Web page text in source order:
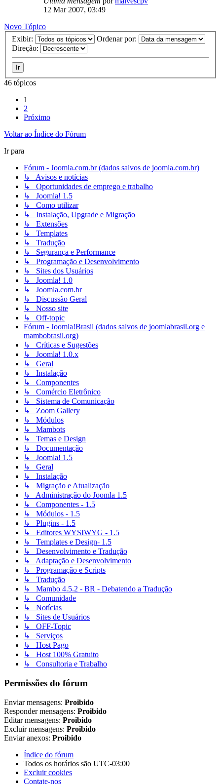
12 Mar 2007, 03:49
Novo Tópico
Exibir:
Ordenar por:
Direção:
46 tópicos
1
2
Próximo
Voltar ao Índice do Fórum
Ir para
Fórum - Joomla.com.br (dados salvos de joomla.com.br)
↳ Avisos e notícias
↳ Oportunidades de emprego e trabalho
↳ Joomla! 1.5
↳ Como utilizar
↳ Instalação, Upgrade e Migração
↳ Extensões
↳ Templates
↳ Tradução
↳ Segurança e Performance
↳ Programação e Desenvolvimento
↳ Sites dos Usuários
↳ Joomla! 1.0
↳ Joomla.com.br
↳ Discussão Geral
↳ Nosso site
↳ Off-topic
Fórum - Joomla!Brasil (dados salvos de joomlabrasil.org e
mambobrasil.org)
↳ Críticas e Sugestões
↳ Joomla! 1.0.x
↳ Geral
↳ Instalação
↳ Componentes
↳ Comércio Eletrônico
↳ Sistema de Comunicação
↳ Zoom Gallery
↳ Módulos
↳ Mambots
↳ Temas e Design
↳ Documentação
↳ Joomla! 1.5
↳ Geral
↳ Instalação
↳ Migração e Atualização
↳ Administração do Joomla 1.5
↳ Componentes - 1.5
↳ Módulos - 1.5
↳ Plugins - 1.5
↳ Editores WYSIWYG - 1.5
↳ Templates e Design- 1.5
↳ Desenvolvimento e Tradução
↳ Adaptação e Desenvolvimento
↳ Programação e Scripts
↳ Tradução
↳ Mambo 4.5.2 - BR - Debatendo a Tradução
↳ Comunidade
↳ Notícias
↳ Sites de Usuários
↳ OFF-Topic
↳ Serviços
↳ Host Pago
↳ Host 100% Gratuito
↳ Consultoria e Trabalho
Permissões do fórum
Enviar mensagens: Proibido
Responder mensagens: Proibido
Editar mensagens: Proibido
Excluir mensagens: Proibido
Enviar anexos: Proibido
Índice do fórum
Todos os horários são UTC-03:00
Excluir cookies
Contate-nos